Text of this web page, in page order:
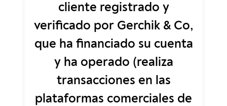
cliente registrado y
verificado por Gerchik & Co,
que ha financiado su cuenta
y ha operado (realiza
transacciones en las
plataformas comerciales de